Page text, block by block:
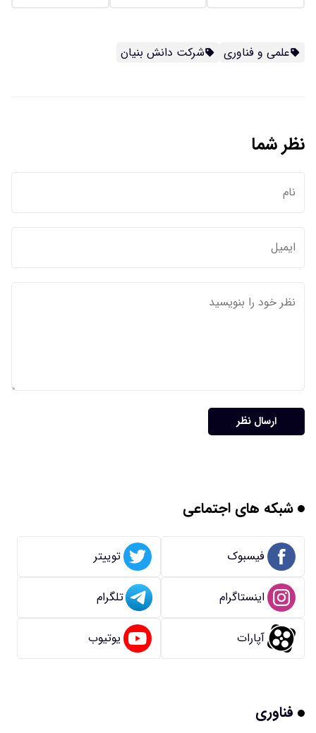
علمی و فناوری شرکت دانش بنیان
نظر شما
ارسال نظر
شبکه های اجتماعی
فیسبوک توییتر
اینستاگرام تلگرام
آپارات یوتیوب
فناوری